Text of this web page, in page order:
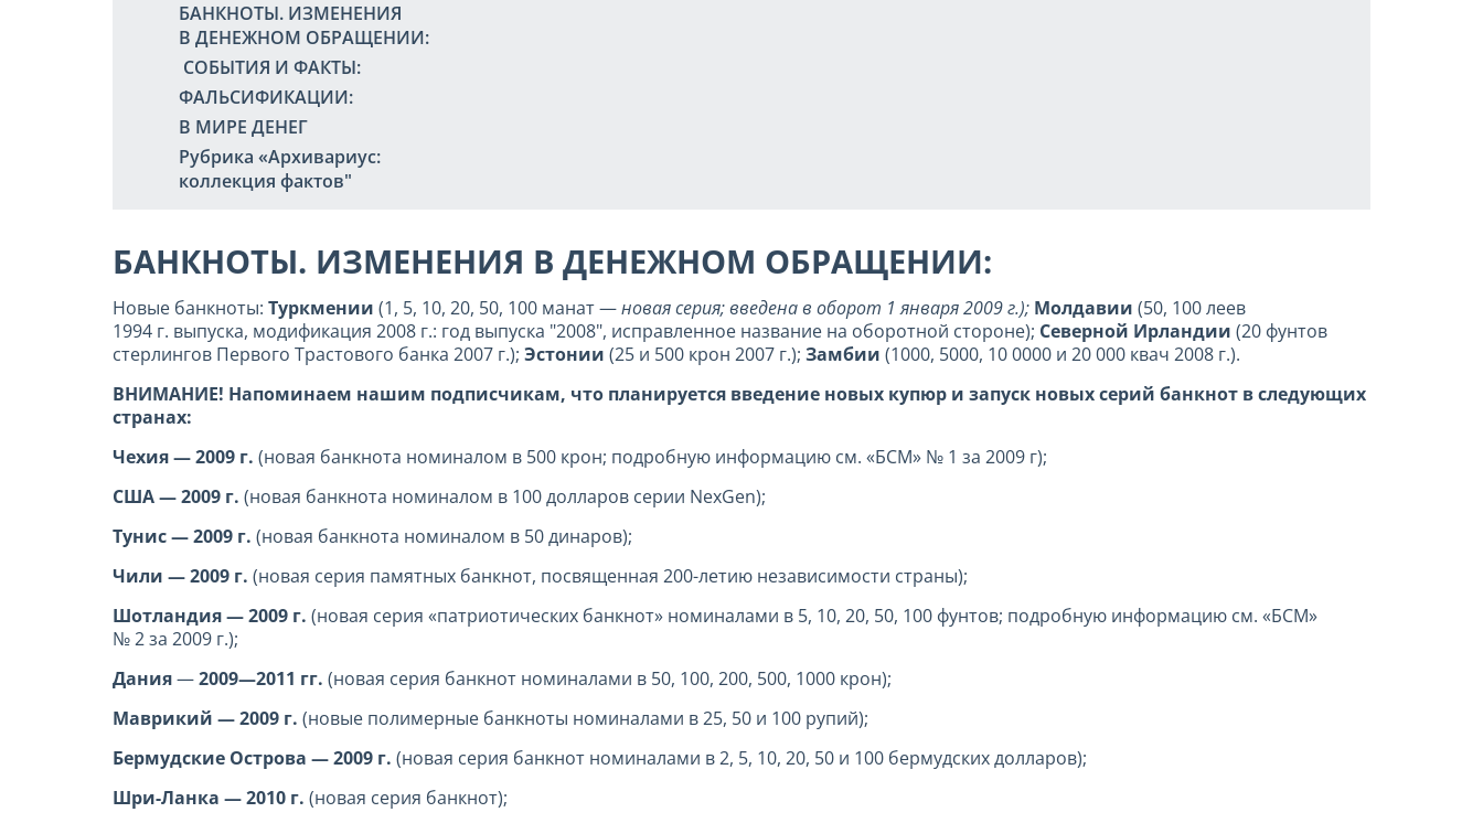
БАНКНОТЫ. ИЗМЕНЕНИЯ
В ДЕНЕЖНОМ ОБРАЩЕНИИ:
СОБЫТИЯ И ФАКТЫ:
ФАЛЬСИФИКАЦИИ:
В МИРЕ ДЕНЕГ
Рубрика «Архивариус:
коллекция фактов"
БАНКНОТЫ. ИЗМЕНЕНИЯ В ДЕНЕЖНОМ ОБРАЩЕНИИ:
Новые банкноты: Туркмении (1, 5, 10, 20, 50, 100 манат —новая серия; введена в оборот 1 января 2009 г.); Молдавии (50, 100 леев
1994 г. выпуска, модификация 2008 г.: год выпуска "2008", исправленное название на оборотной стороне); Северной Ирландии (20 фунтов
стерлингов Первого Трастового банка 2007 г.); Эстонии (25 и 500 крон 2007 г.); Замбии (1000, 5000, 10 0000 и 20 000 квач 2008 г.).
ВНИМАНИЕ! Напоминаем нашим подписчикам, что планируется введение новых купюр и запуск новых серий банкнот в следующих
странах:
Чехия — 2009 г. (новая банкнота номиналом в 500 крон; подробную информацию см. «БСМ» № 1 за 2009 г);
США — 2009 г. (новая банкнота номиналом в 100 долларов серии NexGen);
Тунис — 2009 г. (новая банкнота номиналом в 50 динаров);
Чили — 2009 г. (новая серия памятных банкнот, посвященная 200-летию независимости страны);
Шотландия — 2009 г. (новая серия «патриотических банкнот» номиналами в 5, 10, 20, 50, 100 фунтов; подробную информацию см. «БСМ»
№ 2 за 2009 г.);
Дания—2009—2011 гг. (новая серия банкнот номиналами в 50, 100, 200, 500, 1000 крон);
Маврикий — 2009 г. (новые полимерные банкноты номиналами в 25, 50 и 100 рупий);
Бермудские Острова — 2009 г. (новая серия банкнот номиналами в 2, 5, 10, 20, 50 и 100 бермудских долларов);
Шри-Ланка — 2010 г. (новая серия банкнот);